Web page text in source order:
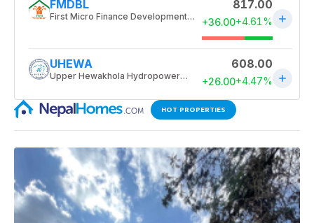
HOT PROPERTIES